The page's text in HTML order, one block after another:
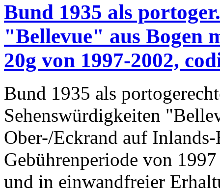
Bund 1935 als
"Bellevue" aus Bogen
20g von 1997-2002,
Bund 1935 als
Sehenswürdigkeiten
Ober-/Eckrand auf
Gebührenperiode von
und in einwandfreier